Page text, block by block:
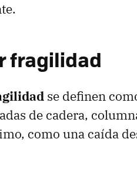
fragilidad
se definen
de cadera,
como una caída